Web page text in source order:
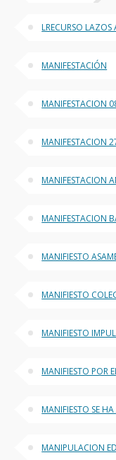
LRECURSO LAZOS
MANIFESTACIÓN
MANIFESTACION
MANIFESTACION
MANIFESTACION
MANIFESTACION
MANIFIESTO
MANIFIESTO
MANIFIESTO
MANIFIESTO POR
MANIFIESTO SE
MANIPULACION